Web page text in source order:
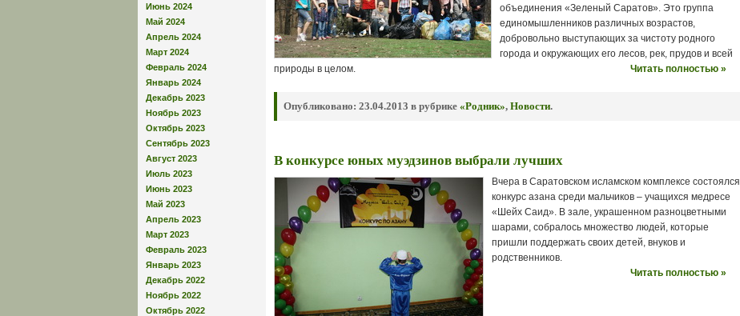
Июнь 2024
Май 2024
Апрель 2024
Март 2024
Февраль 2024
Январь 2024
Декабрь 2023
Ноябрь 2023
Октябрь 2023
Сентябрь 2023
Август 2023
Июль 2023
Июнь 2023
Май 2023
Апрель 2023
Март 2023
Февраль 2023
Январь 2023
Декабрь 2022
Ноябрь 2022
Октябрь 2022
объединения «Зеленый Саратов». Это группа
единомышленников различных возрастов,
добровольно выступающих за чистоту родного
города и окружающих его лесов, рек, прудов и всей
природы в целом.
Читать полностью »
Опубликовано: 23.04.2013 в рубрике «Родник», Новости.
В конкурсе юных муэдзинов выбрали лучших
Вчера в Саратовском исламском комплексе состоялся
конкурс азана среди мальчиков – учащихся медресе
«Шейх Саид». В зале, украшенном разноцветными
шарами, собралось множество людей, которые
пришли поддержать своих детей, внуков и
родственников.
Читать полностью »